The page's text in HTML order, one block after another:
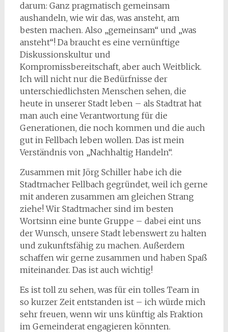
darum: Ganz pragmatisch gemeinsam
aushandeln, wie wir das, was ansteht, am
besten machen. Also „gemeinsam“ und „was
ansteht“! Da braucht es eine vernünftige
Diskussionskultur und
Kompromissbereitschaft, aber auch Weitblick.
Ich will nicht nur die Bedürfnisse der
unterschiedlichsten Menschen sehen, die
heute in unserer Stadt leben – als Stadtrat hat
man auch eine Verantwortung für die
Generationen, die noch kommen und die auch
gut in Fellbach leben wollen. Das ist mein
Verständnis von „Nachhaltig Handeln“.
Zusammen mit Jörg Schiller habe ich die
Stadtmacher Fellbach gegründet, weil ich gerne
mit anderen zusammen am gleichen Strang
ziehe! Wir Stadtmacher sind im besten
Wortsinn eine bunte Gruppe – dabei eint uns
der Wunsch, unsere Stadt lebenswert zu halten
und zukunftsfähig zu machen. Außerdem
schaffen wir gerne zusammen und haben Spaß
miteinander. Das ist auch wichtig!
Es ist toll zu sehen, was für ein tolles Team in
so kurzer Zeit entstanden ist – ich würde mich
sehr freuen, wenn wir uns künftig als Fraktion
im Gemeinderat engagieren könnten.